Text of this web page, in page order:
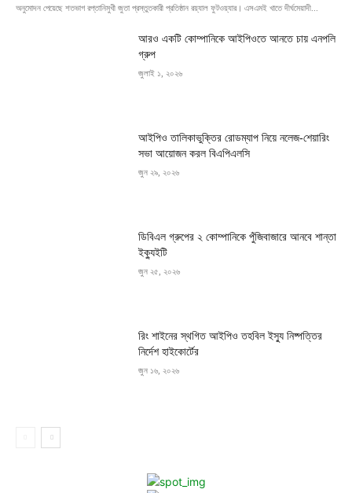
অনুমোদন পেয়েছে শতভাগ রপ্তানিমুখী জুতা প্রস্তুতকারী প্রতিষ্ঠান রয়্যাল ফুটওয়্যার। এসএমই খাতে দীর্ঘমেয়াদী...
আরও একটি কোম্পানিকে আইপিওতে আনতে চায় এনপলি
গ্রুপ
জুলাই ১, ২০২৬
আইপিও তালিকাভুক্তির রোডম্যাপ নিয়ে নলেজ-শেয়ারিং
সভা আয়োজন করল বিএপিএলসি
জুন ২৯, ২০২৬
ডিবিএল গ্রুপের ২ কোম্পানিকে পুঁজিবাজারে আনবে শান্তা
ইক্যুইটি
জুন ২৫, ২০২৬
রিং শাইনের স্থগিত আইপিও তহবিল ইস্যু নিষ্পত্তির
নির্দেশ হাইকোর্টের
জুন ১৬, ২০২৬